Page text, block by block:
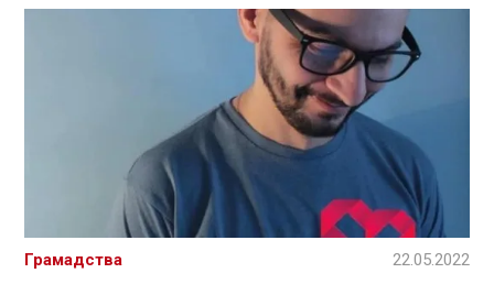
Грамадства 22.05.2022